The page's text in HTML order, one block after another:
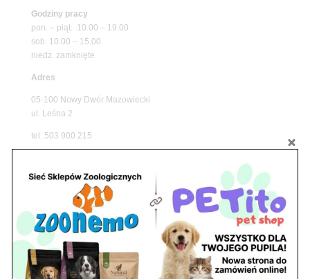
Godziny pracy
pon. – piąt. 10.00 – 19.00
sob. 10.00 – 15.00
niedz. zamknięte
Adres
05-100 Nowy Dwór Mazowiecki
ul. Leśna 2
tel. 503 900 215
pon. – piąt. 10.00 – 19.00
sob. 8.00 – 15.00
niedz. zamknięte